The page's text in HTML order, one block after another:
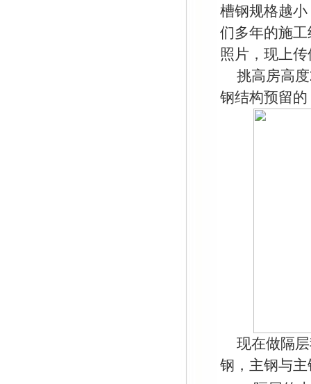
槽钢规格越
们多年的施
照片，现上
挑高房高度
钢结构预留
现在做隔
钢，主钢与